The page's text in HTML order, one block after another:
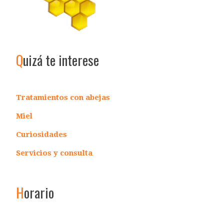
Quizá te interese
Tratamientos con abejas
Miel
Curiosidades
Servicios y consulta
Horario